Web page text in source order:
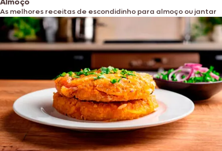
As melhores receitas de escondidinho para almoço ou jantar